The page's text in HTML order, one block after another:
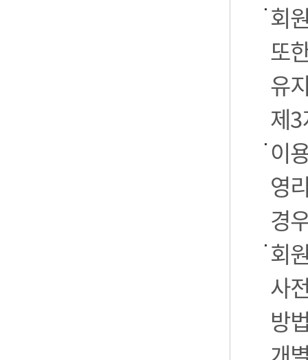
회
또
유
제
이
영
경
회
사
방